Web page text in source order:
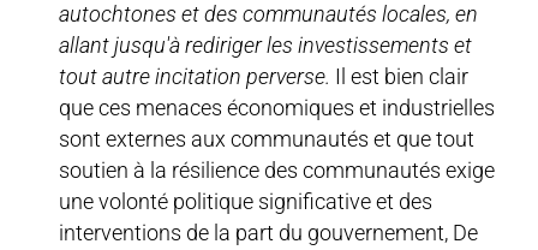
autochtones et des communautés locales, en
allant jusqu'à rediriger les investissements et
tout autre incitation perverse. Il est bien clair
que ces menaces économiques et industrielles
sont externes aux communautés et que tout
soutien à la résilience des communautés exige
une volonté politique significative et des
interventions de la part du gouvernement, De